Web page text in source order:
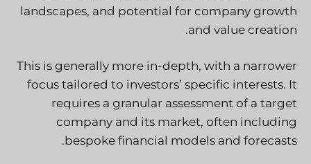
landscapes, and potential for company growth
and value creation.
This is generally more in-depth, with a narrower
focus tailored to investors’ specific interests. It
requires a granular assessment of a target
company and its market, often including
bespoke financial models and forecasts.